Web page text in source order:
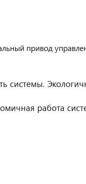
привод
системы.
работа